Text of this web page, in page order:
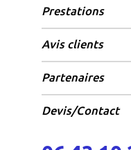
Prestations
Avis clients
Partenaires
Devis/Contact